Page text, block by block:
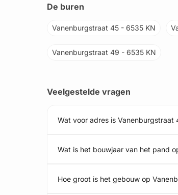
De buren
Vanenburgstraat 45 - 6535 KN
Vanenburgstraat 49 - 6535 KN
Veelgestelde vragen
Wat voor adres is Vanenburgstraat
Wat is het bouwjaar van het pand
Hoe groot is het gebouw op